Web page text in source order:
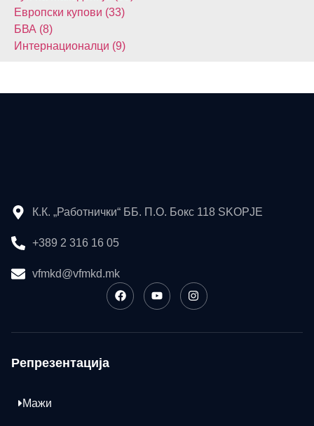
Европски купови (33)
БВА (8)
Интернационалци (9)
К.К. „Работнички“ ББ. П.О. Бокс 118 SKOPJE
+389 2 316 16 05
vfmkd@vfmkd.mk
Репрезентација
Мажи